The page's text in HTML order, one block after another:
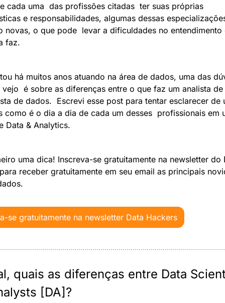
cada uma  das profissões citadas  ter suas próprias
e responsabilidades, algumas dessas
novas, o que pode  levar a dificuldades no entendimento
faz.
há muitos anos atuando na área de dados, uma das
vejo  é sobre as diferenças entre o que faz um analista
de dados.  Escrevi esse post para tentar esclarecer de
como é o dia a dia de cada um desses  profissionais em
Data & Analytics.
uma dica! Inscreva-se gratuitamente na newsletter do
receber gratuitamente em seu email as principais
se gratuitamente na newsletter Data Hackers
quais as diferenças entre Data
[DA]?